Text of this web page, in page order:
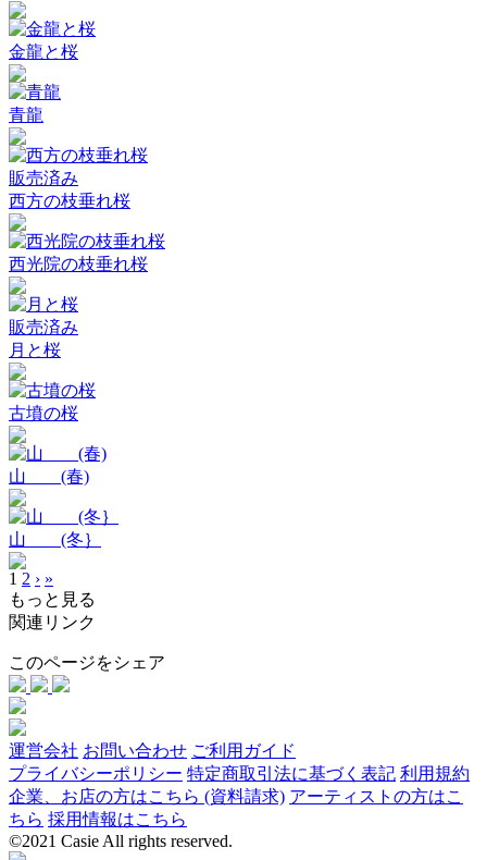
金龍と桜
青龍
販売済み
西方の枝垂れ桜
西光院の枝垂れ桜
販売済み
月と桜
古墳の桜
山 (春)
山 (冬｝
1 2 › »
もっと見る
関連リンク
このページをシェア
運営会社 お問い合わせ ご利用ガイド
プライバシーポリシー 特定商取引法に基づく表記 利用規約
企業、お店の方はこちら (資料請求) アーティストの方はこ
ちら 採用情報はこちら
©2021 Casie All rights reserved.